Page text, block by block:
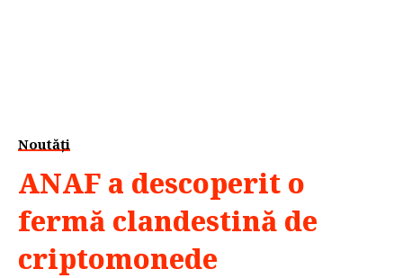
Noutăți
ANAF a descoperit o
fermă clandestină de
criptomonede